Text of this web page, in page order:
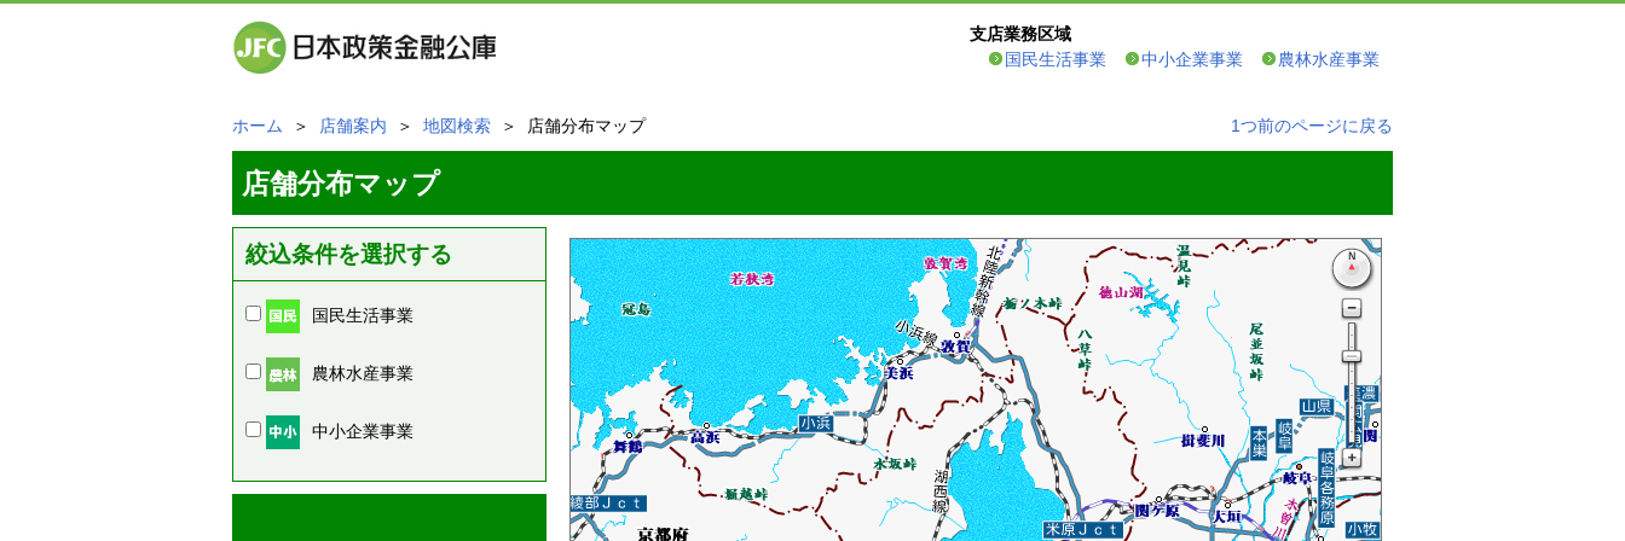
支店業務区域
国民生活事業
中小企業事業 農林水産事業
ホーム ＞ 店舗案内 ＞ 地図検索 ＞ 店舗分布マップ 1つ前のページに戻る
店舗分布マップ
絞込条件を選択する
国民生活事業
農林水産事業
中小企業事業